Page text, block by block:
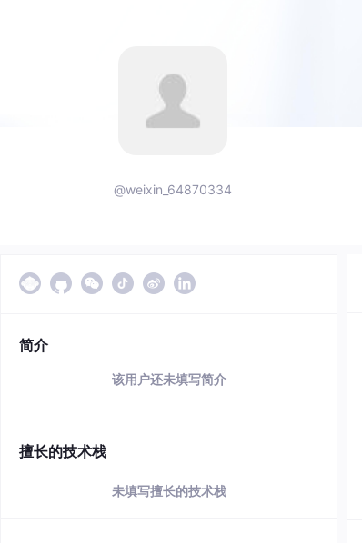
@weixin_64870334
简介
该用户还未填写简介
擅长的技术栈
未填写擅长的技术栈